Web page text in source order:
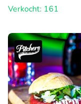
Verkocht: 161